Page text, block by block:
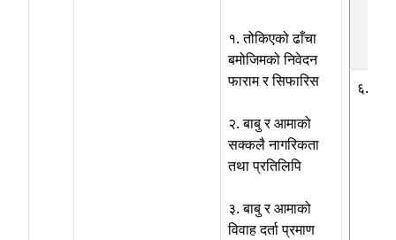
१. तोकिएको ढाँचा
बमोजिमको निवेदन
फाराम र सिफारिस
२. बाबु र आमाको
सक्कलै नागरिकता
तथा प्रतिलिपि
३. बाबु र आमाको
विवाह दर्ता प्रमाण
६.२